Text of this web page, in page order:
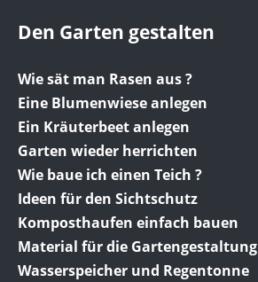
Den Garten gestalten
Wie sät man Rasen aus ?
Eine Blumenwiese anlegen
Ein Kräuterbeet anlegen
Garten wieder herrichten
Wie baue ich einen Teich ?
Ideen für den Sichtschutz
Komposthaufen einfach bauen
Material für die Gartengestaltung
Wasserspeicher und Regentonne